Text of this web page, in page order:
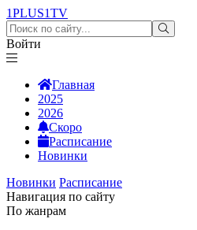
1PLUS1TV
Войти
Главная
2025
2026
Скоро
Расписание
Новинки
Новинки Расписание
Навигация по сайту
По жанрам